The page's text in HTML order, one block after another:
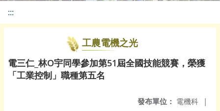
:::
工農電機之光
電三仁_林O宇同學參加第51屆全國技能競賽，榮獲
「工業控制」職種第五名
發布單位： 電機科 |